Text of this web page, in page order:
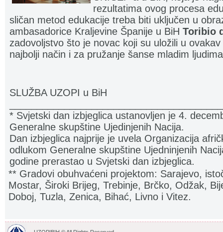
rezultatima ovog procesa
sličan metod edukacije treba biti uključen u
ambasadorice Kraljevine Španije u BiH Toribio
zadovoljstvo što je novac koji su uložili u
najbolji način i za pružanje šanse mladim
SLUŽBA UZOPI u BiH
* Svjetski dan izbjeglica ustanovljen je 4.
Generalne skupštine Ujedinjenih Nacija.
Dan izbjeglica najprije je uvela Organizacija
odlukom Generalne skupštine Ujedninjenih
godine prerastao u Svjetski dan izbjeglica.
** Gradovi obuhvaćeni projektom: Sarajevo,
Mostar, Široki Brijeg, Trebinje, Brčko, Odžak,
Doboj, Tuzla, Zenica, Bihać, Livno i Vitez.